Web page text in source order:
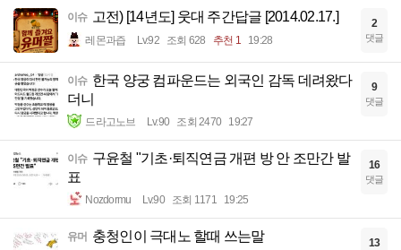
이슈 고전) [14년도] 웃대 주간답글 [2014.02.17.]
레몬과즙 Lv.92 조회 628 추천 1 19:28
2
댓글
이슈 한국 양궁 컴파운드는 외국인 감독 데려왔다
더니
드라고노브 Lv.90 조회 2470 19:27
9
댓글
이슈 구윤철 "기초·퇴직연금 개편 방 안 조만간 발
표
Nozdormu Lv.90 조회 1171 19:25
16
댓글
유머 충청인이 극대노 할때 쓰는말 13